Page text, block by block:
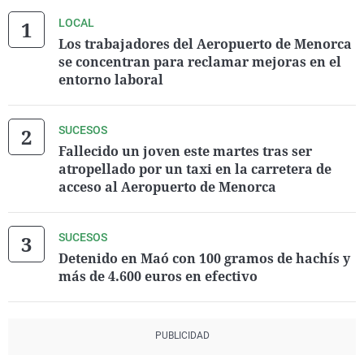
LOCAL
Los trabajadores del Aeropuerto de Menorca
se concentran para reclamar mejoras en el
entorno laboral
SUCESOS
Fallecido un joven este martes tras ser
atropellado por un taxi en la carretera de
acceso al Aeropuerto de Menorca
SUCESOS
Detenido en Maó con 100 gramos de hachís y
más de 4.600 euros en efectivo